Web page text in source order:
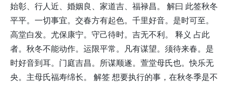
始彰、行人近、婚姻良、家道吉、福禄昌。 解曰 此签秋冬
平平。一切事宜。交春方有起色。千里好音。是时可至。
高堂白发。尤保康宁。守己待时。吉无不利。 释义 占此
者。秋冬不能动作。运限平常。凡有谋望。须待来春。是
时好音到耳。门庭吉昌。所谋顺遂。萱堂母氏也。快乐无
央。主母氏福寿绵长。 解签 想要执行的事，在秋冬季是不